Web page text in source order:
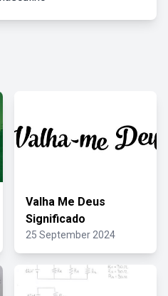
Valha Me Deus
Significado
25 September 2024